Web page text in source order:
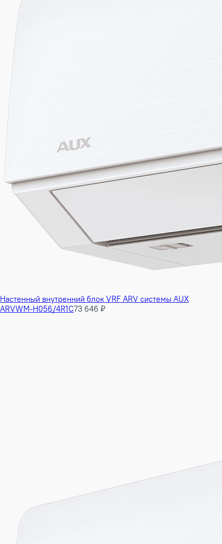
Настенный внутренний блок VRF ARV системы AUX
ARVWM-H056/4R1C73 646 ₽